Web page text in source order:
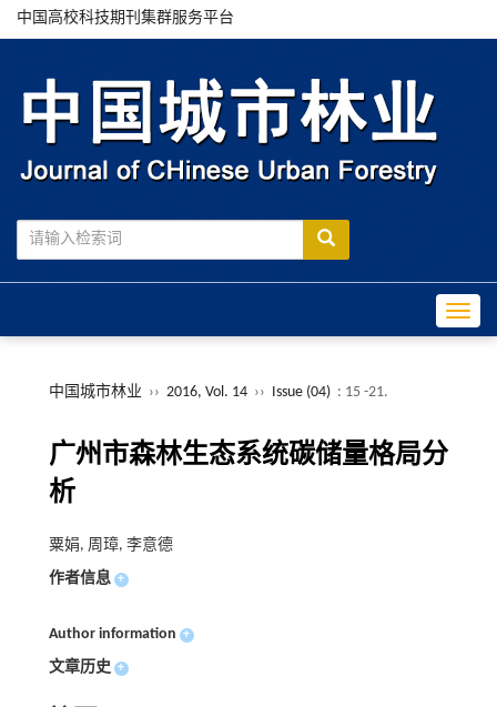
中国高校科技期刊集群服务平台
中国城市林业 ›› 2016, Vol. 14 ›› Issue (04) : 15 -21.
广州市森林生态系统碳储量格局分
析
粟娟, 周璋, 李意德
作者信息 +
Author information +
文章历史 +